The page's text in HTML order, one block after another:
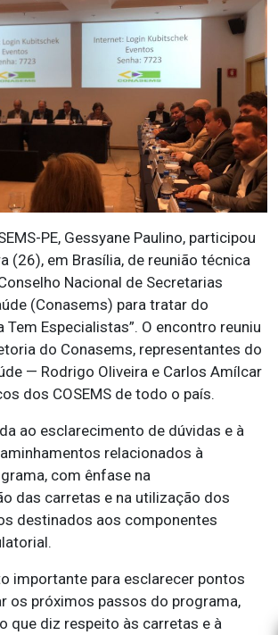
PE, Gessyane Paulino, participou
(26), em Brasília, de reunião técnica
Nacional de Secretarias
(Conasems) para tratar do
Tem Especialistas”. O encontro reuniu
do Conasems, representantes do
— Rodrigo Oliveira e Carlos Amílcar
dos COSEMS de todo o país.
ao esclarecimento de dúvidas e à
relacionados à
com ênfase na
das carretas e na utilização dos
destinados aos componentes
importante para esclarecer pontos
os próximos passos do programa,
que diz respeito às carretas e à